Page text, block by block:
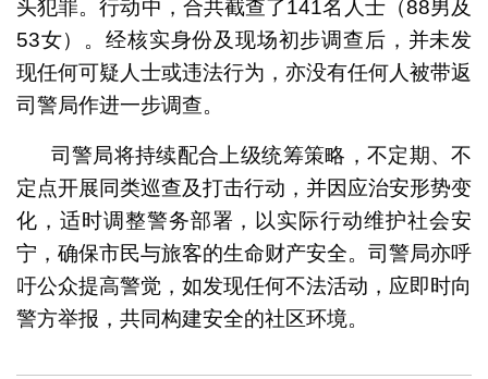
头犯罪。行动中，合共截查了141名人士（88男及
53女）。经核实身份及现场初步调查后，并未发
现任何可疑人士或违法行为，亦没有任何人被带返
司警局作进一步调查。
司警局将持续配合上级统筹策略，不定期、不
定点开展同类巡查及打击行动，并因应治安形势变
化，适时调整警务部署，以实际行动维护社会安
宁，确保市民与旅客的生命财产安全。司警局亦呼
吁公众提高警觉，如发现任何不法活动，应即时向
警方举报，共同构建安全的社区环境。